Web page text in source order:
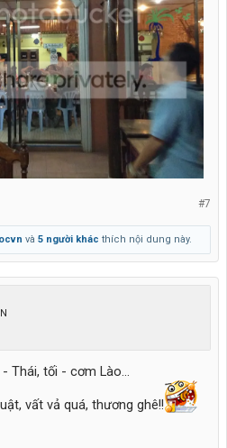
#7
và 5 người khác thích nội dung này.
Thái, tối - cơm Lào...
vất vả quá, thương ghê!!